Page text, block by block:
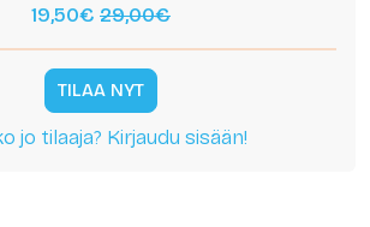
19,50€ 29,00€
TILAA NYT
jo tilaaja? Kirjaudu sisään!